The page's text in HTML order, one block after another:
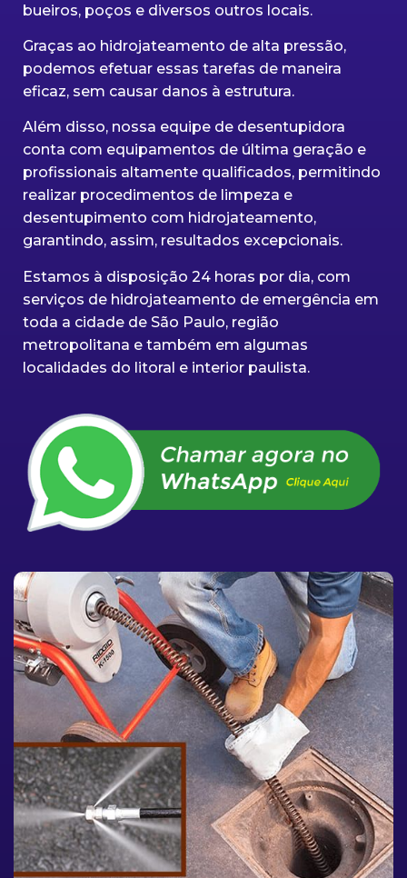
bueiros, poços e diversos outros locais.
Graças ao hidrojateamento de alta pressão,
podemos efetuar essas tarefas de maneira
eficaz, sem causar danos à estrutura.
Além disso, nossa equipe de desentupidora
conta com equipamentos de última geração e
profissionais altamente qualificados, permitindo
realizar procedimentos de limpeza e
desentupimento com hidrojateamento,
garantindo, assim, resultados excepcionais.
Estamos à disposição 24 horas por dia, com
serviços de hidrojateamento de emergência em
toda a cidade de São Paulo, região
metropolitana e também em algumas
localidades do litoral e interior paulista.